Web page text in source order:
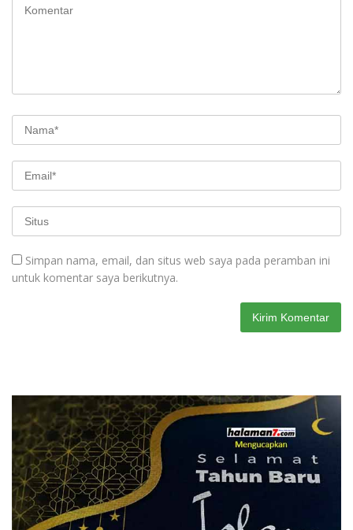
Simpan nama, email, dan situs web saya pada peramban ini
untuk komentar saya berikutnya.